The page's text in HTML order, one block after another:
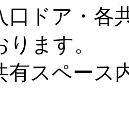
口ドア・各
ります。
有スペー